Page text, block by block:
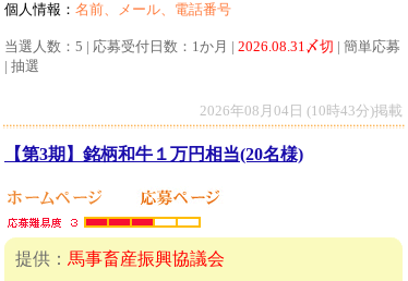
個人情報： 名前、メール、電話番号
当選人数：5 | 応募受付日数：1か月 | 2026.08.31〆切 | 簡単応募
| 抽選
2026年08月04日 (10時43分)掲載
【第3期】銘柄和牛１万円相当(20名様)
提供： 馬事畜産振興協議会